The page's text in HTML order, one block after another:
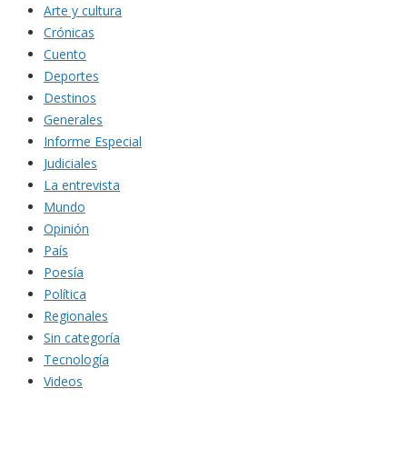
Arte y cultura
Crónicas
Cuento
Deportes
Destinos
Generales
Informe Especial
Judiciales
La entrevista
Mundo
Opinión
País
Poesía
Política
Regionales
Sin categoría
Tecnología
Videos